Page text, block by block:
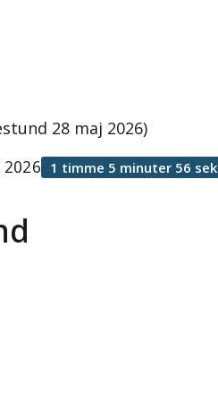
28 maj 2026)
1 timme 5 minuter 56